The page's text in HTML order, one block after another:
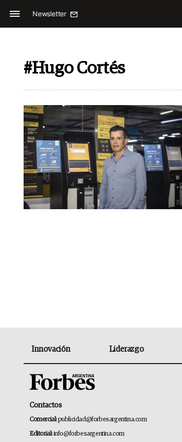
Newsletter
#Hugo Cortés
Innovación Liderazgo
Contactos
Comercial:publicidad@forbesargentina.com
Editorial:info@forbesargentina.com